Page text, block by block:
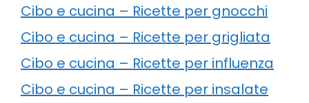
Cibo e cucina – Ricette per gnocchi
Cibo e cucina – Ricette per grigliata
Cibo e cucina – Ricette per influenza
Cibo e cucina – Ricette per insalate